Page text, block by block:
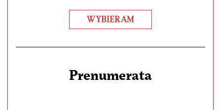
WYBIERAM
Prenumerata